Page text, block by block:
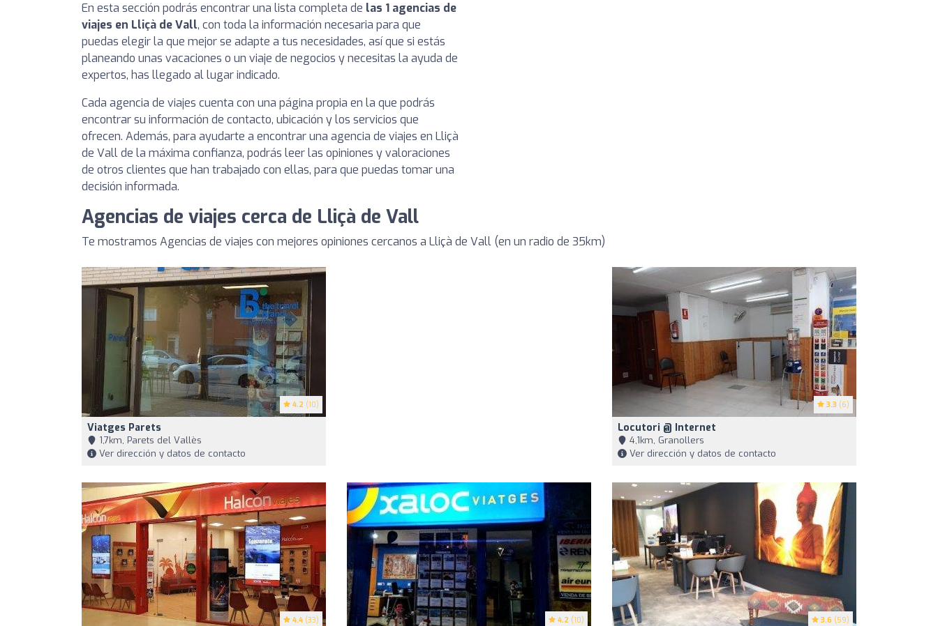
En esta sección podrás encontrar una lista completa de las 1 agencias de
viajes en Lliçà de Vall, con toda la información necesaria para que
puedas elegir la que mejor se adapte a tus necesidades, así que si estás
planeando unas vacaciones o un viaje de negocios y necesitas la ayuda de
expertos, has llegado al lugar indicado.
Cada agencia de viajes cuenta con una página propia en la que podrás
encontrar su información de contacto, ubicación y los servicios que
ofrecen. Además, para ayudarte a encontrar una agencia de viajes en Lliçà
de Vall de la máxima confianza, podrás leer las opiniones y valoraciones
de otros clientes que han trabajado con ellas, para que puedas tomar una
decisión informada.
Agencias de viajes cerca de Lliçà de Vall
Te mostramos Agencias de viajes con mejores opiniones cercanos a Lliçà de Vall (en un radio de 35km)
4.2 (10)
Viatges Parets
1,7km, Parets del Vallès
Ver dirección y datos de contacto
3.3 (6)
Locutori @ Internet
4,1km, Granollers
Ver dirección y datos de contacto
4.4 (33) 4.2 (10) 3.6 (59)